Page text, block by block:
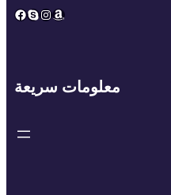
Facebook
Skype
Instagram
Amazon
معلومات سريعة